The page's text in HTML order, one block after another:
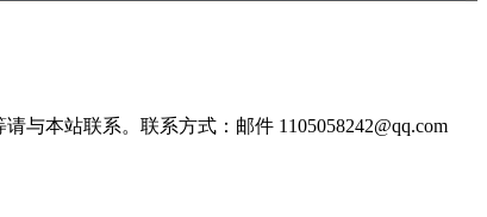
本站联系。联系方式：邮件 1105058242@qq.com